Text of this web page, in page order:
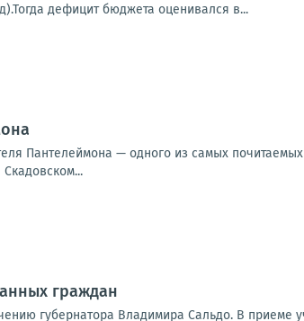
дефицит бюджета оценивался в...
Пантелеймона — одного из самых
граждан
губернатора Владимира Сальдо. В приеме